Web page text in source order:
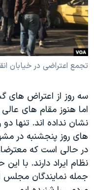
فرهنگ و زندگی
حقوق شهروندی
اقتصادی
علم و فناوری
گالری عکس
آرشیو پخش زنده
مستندها
انتخابات ریاست جمهوری
حمله جمهوری اسلامی به
رمز مهسا
اعتراضات زن، زندگی،
مجموعه مستندهای
تریبونال مردمی آبان ۹۸
دادگاه حمید نوری
چهل سال گروگان‌گیری
قانون شفافیت دارائی کادر
دنبال کنید
تجمع اعتراضی در خیابان
سه روز از اعتراض های
اما هنوز مقام های
نشان نداده اند. تنها
های روز پنجشنبه در
در حالی است که
نظام ایراد دارند. با
جمله نمایندگان مجلس